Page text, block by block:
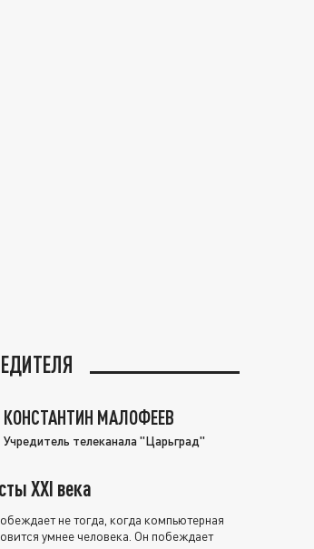
КОНСТАНТИН МАЛОФЕЕВ
Учредитель телеканала "Царьград"
XXI века
не тогда, когда компьютерная
умнее человека. Он побеждает